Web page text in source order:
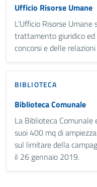
Ufficio Risorse Umane
L'Ufficio Risorse
trattamento giuridico ed
concorsi e delle
BIBLIOTECA
Biblioteca Comunale
La Biblioteca
suoi 400 mq di
sul limitare della
il 26 gennaio 2019.